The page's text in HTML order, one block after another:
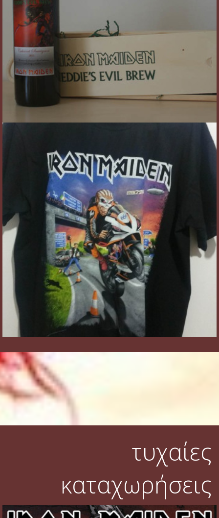
τυχαίες
καταχωρήσεις